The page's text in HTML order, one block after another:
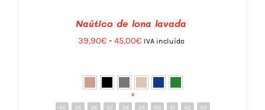
Naútico de lona lavada
39,90€ - 45,00€Rango
precios:
desde
39,90€
IVA incluído
*
44 35 36 37 38 39 40 41 42 43